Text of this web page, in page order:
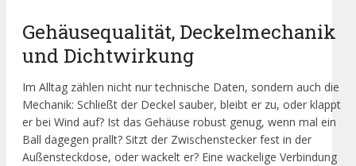
Gehäusequalität, Deckelmechanik
und Dichtwirkung
Im Alltag zählen nicht nur technische Daten, sondern auch die
Mechanik: Schließt der Deckel sauber, bleibt er zu, oder klappt
er bei Wind auf? Ist das Gehäuse robust genug, wenn mal ein
Ball dagegen prallt? Sitzt der Zwischenstecker fest in der
Außensteckdose, oder wackelt er? Eine wackelige Verbindung